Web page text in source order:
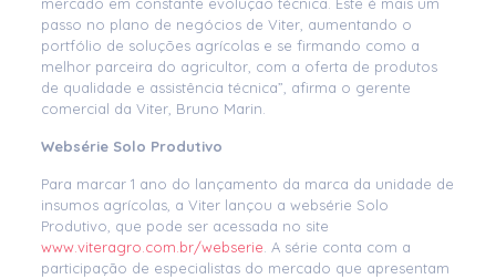
passo no plano de negócios de Viter, aumentando o
portfólio de soluções agrícolas e se firmando como a
melhor parceira do agricultor, com a oferta de produtos
de qualidade e assistência técnica”, afirma o gerente
comercial da Viter, Bruno Marin.
Websérie Solo Produtivo
Para marcar 1 ano do lançamento da marca da unidade de
insumos agrícolas, a Viter lançou a websérie Solo
Produtivo, que pode ser acessada no site
www.viteragro.com.br/webserie . A série conta com a
participação de especialistas do mercado que apresentam